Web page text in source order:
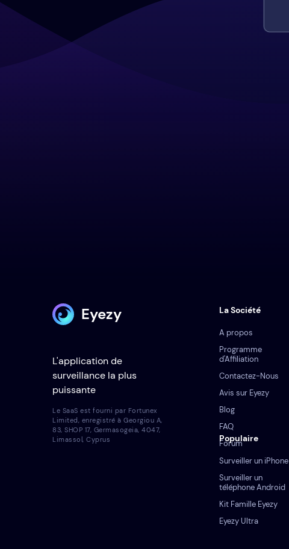
Eyezy
L'application de
surveillance la plus
puissante
La Société
A propos
Programme
d'Affiliation
Contactez-Nous
Avis sur Eyezy
Blog
FAQ
Forum
Populaire
Surveiller un iPhone
Surveiller un
téléphone Android
Kit Famille Eyezy
Eyezy Ultra
Le SaaS est fourni par Fortunex
Limited, enregistré à Georgiou A,
83, SHOP 17, Germasogeia, 4047,
Limassol, Cyprus